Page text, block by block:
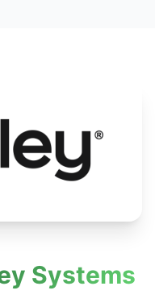
Systems